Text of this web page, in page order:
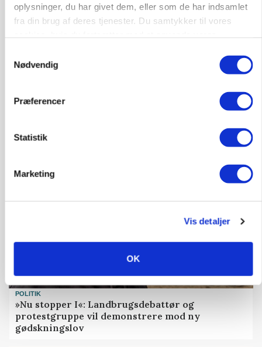
oplysninger, du har givet dem, eller som de har indsamlet
fra din brug af deres tjenester. Du samtykker til vores
Nødvendig
Præferencer
Statistik
Marketing
Vis detaljer
OK
MARKED
Russisk mælkepris dykker 23 procent
Annonce
BUSINESS
POLITIK
»Nu stopper I«: Landbrugsdebattør og
protestgruppe vil demonstrere mod ny
gødskningslov